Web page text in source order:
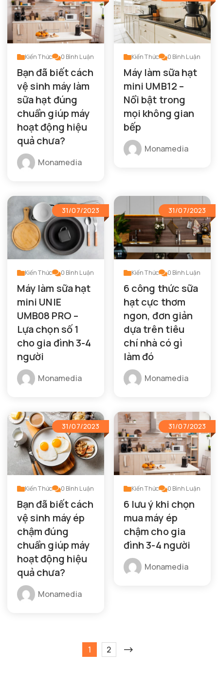
Kiến Thức 0 Bình Luận
Bạn đã biết cách
vệ sinh máy làm
sữa hạt đúng
chuẩn giúp máy
hoạt động hiệu
quả chưa?
Monamedia
Kiến Thức 0 Bình Luận
Máy làm sữa hạt
mini UMB12 –
Nổi bật trong
mọi không gian
bếp
Monamedia
31/07/2023
Kiến Thức 0 Bình Luận
Máy làm sữa hạt
mini UNIE
UMB08 PRO –
Lựa chọn số 1
cho gia đình 3-4
người
Monamedia
31/07/2023
Kiến Thức 0 Bình Luận
6 công thức sữa
hạt cực thơm
ngon, đơn giản
dựa trên tiêu
chí nhà có gì
làm đó
Monamedia
31/07/2023
Kiến Thức 0 Bình Luận
Bạn đã biết cách
vệ sinh máy ép
chậm đúng
chuẩn giúp máy
hoạt động hiệu
quả chưa?
Monamedia
31/07/2023
Kiến Thức 0 Bình Luận
6 lưu ý khi chọn
mua máy ép
chậm cho gia
đình 3-4 người
Monamedia
1 2